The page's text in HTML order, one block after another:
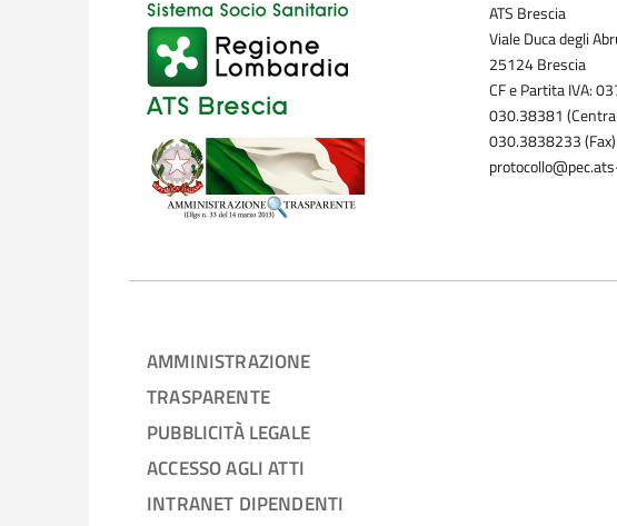
ATS Brescia
Viale Duca degli
25124 Brescia
CF e Partita IVA:
030.38381
030.3838233 (Fax)
AMMINISTRAZIONE
TRASPARENTE
PUBBLICITÀ LEGALE
ACCESSO AGLI ATTI
INTRANET DIPENDENTI